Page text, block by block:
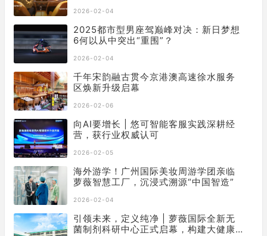
2026-02-04
2025都市型男座驾巅峰对决：新日梦想
6何以从中突出“重围”？
2026-02-04
千年宋韵融古贯今京港澳高速徐水服务
区焕新升级启幕
2026-02-06
向AI要增长 | 悠可智能客服实践深耕经
营，获行业权威认可
2026-02-05
海外游学！广州国际美妆周游学团亲临
萝薇智慧工厂，沉浸式溯源“中国智造”
2026-02-04
引领未来，定义纯净 | 萝薇国际全新无
菌制剂科研中心正式启幕，构建大健康